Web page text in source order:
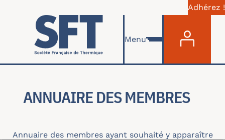
Aller au contenu principal
Adhérez !
Menu
ANNUAIRE DES MEMBRES
Annuaire des membres ayant souhaité y apparaître